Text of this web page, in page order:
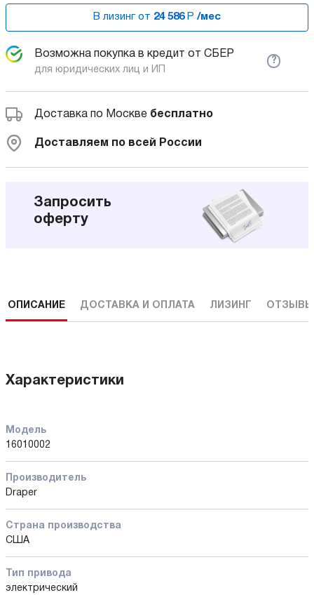
В лизинг от 24 586 Р /мес
Возможна покупка в кредит от СБЕР
для юридических лиц и ИП
?
Доставка по Москве бесплатно
Доставляем по всей России
Запросить
оферту
ОПИСАНИЕ ДОСТАВКА И ОПЛАТА ЛИЗИНГ ОТЗЫВЫ
Характеристики
Модель
16010002
Производитель
Draper
Страна производства
США
Тип привода
электрический